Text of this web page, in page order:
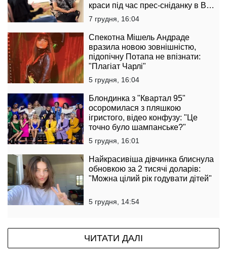
краси під час прес-сніданку в B
Boutique Bar
7 грудня, 16:04
Спекотна Мішель Андраде
вразила новою зовнішністю,
підопічну Потапа не впізнати:
"Плагіат Чарлі"
5 грудня, 16:04
Блондинка з "Квартал 95"
осоромилася з пляшкою
ігристого, відео конфузу: "Це
точно було шампанське?"
5 грудня, 16:01
Найкрасивіша дівчинка блиснула
обновкою за 2 тисячі доларів:
"Можна цілий рік годувати дітей"
5 грудня, 14:54
ЧИТАТИ ДАЛІ